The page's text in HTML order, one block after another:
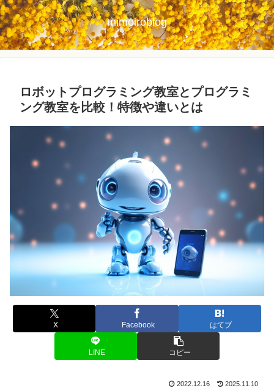
mimoiroblog
ロボットプログラミング教室とプログラミ
ング教室を比較！特徴や違いとは
X Facebook はてブ
LINE コピー
2022.12.16 2025.11.10